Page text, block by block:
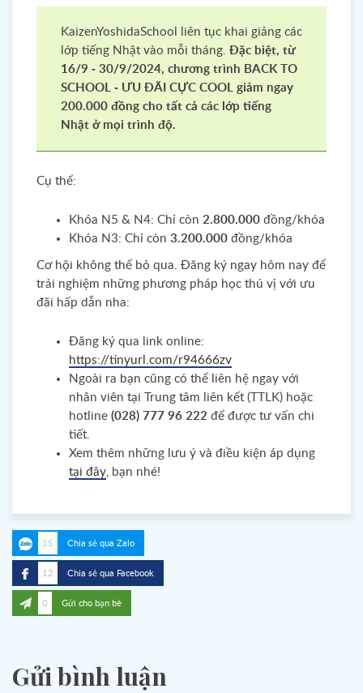
KaizenYoshidaSchool liên tục khai giảng các
lớp tiếng Nhật vào mỗi tháng. Đặc biệt, từ
16/9 - 30/9/2024, chương trình BACK TO
SCHOOL - ƯU ĐÃI CỰC COOL giảm ngay
200.000 đồng cho tất cả các lớp tiếng
Nhật ở mọi trình độ.
Cụ thể:
Khóa N5 & N4: Chỉ còn 2.800.000 đồng/khóa
Khóa N3: Chỉ còn 3.200.000 đồng/khóa
Cơ hội không thể bỏ qua. Đăng ký ngay hôm nay để
trải nghiệm những phương pháp học thú vị với ưu
đãi hấp dẫn nha:
Đăng ký qua link online:
https://tinyurl.com/r94666zv
Ngoài ra bạn cũng có thể liên hệ ngay với
nhân viên tại Trung tâm liên kết (TTLK) hoặc
hotline (028) 777 96 222 để được tư vấn chi
tiết.
Xem thêm những lưu ý và điều kiện áp dụng
tại đây , bạn nhé!
15 Chia sẻ qua Zalo
12 Chia sẻ qua Facebook
0 Gửi cho bạn bè
Gửi bình luận